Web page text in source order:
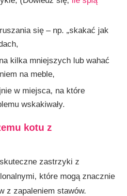
się – np. „skakać jak
kilka mniejszych lub wahać
na meble,
w miejsca, na które
wskakiwały.
kotu z
zastrzyki z
które mogą znacznie
z zapaleniem stawów.